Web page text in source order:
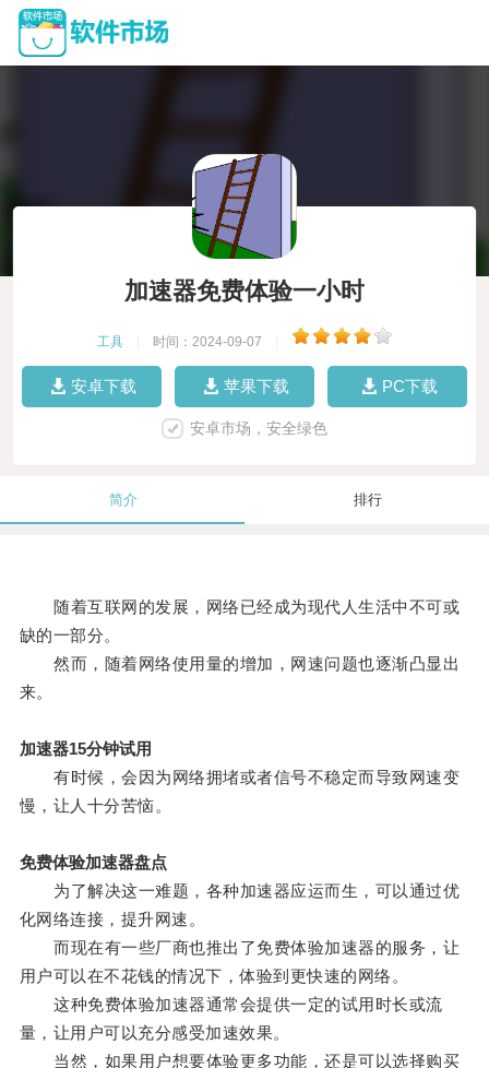
加速器免费体验一小时
工具 时间：2024-09-07
安卓下载 苹果下载 PC下载
安卓市场，安全绿色
简介 排行
随着互联网的发展，网络已经成为现代人生活中不可或
缺的一部分。
然而，随着网络使用量的增加，网速问题也逐渐凸显出
来。
加速器15分钟试用
有时候，会因为网络拥堵或者信号不稳定而导致网速变
慢，让人十分苦恼。
免费体验加速器盘点
为了解决这一难题，各种加速器应运而生，可以通过优
化网络连接，提升网速。
而现在有一些厂商也推出了免费体验加速器的服务，让
用户可以在不花钱的情况下，体验到更快速的网络。
这种免费体验加速器通常会提供一定的试用时长或流
量，让用户可以充分感受加速效果。
当然，如果用户想要体验更多功能，还是可以选择购买